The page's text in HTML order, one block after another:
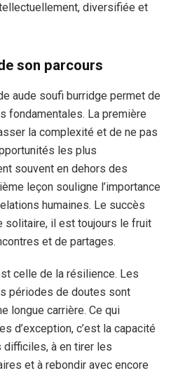
diversifiée et
son parcours
aude soufi burridge permet de
fondamentales. La première
la complexité et de ne pas
les plus
souvent en dehors des
leçon souligne l’importance
humaines. Le succès
solitaire, il est toujours le fruit
et de partages.
celle de la résilience. Les
périodes de doutes sont
longue carrière. Ce qui
d’exception, c’est la capacité
difficiles, à en tirer les
et à rebondir avec encore